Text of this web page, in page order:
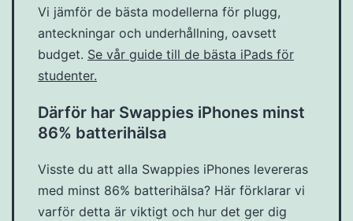
Vi jämför de bästa modellerna för plugg,
anteckningar och underhållning, oavsett
budget. Se vår guide till de bästa iPads för
studenter.
Därför har Swappies iPhones minst
86% batterihälsa
Visste du att alla Swappies iPhones levereras
med minst 86% batterihälsa? Här förklarar vi
varför detta är viktigt och hur det ger dig